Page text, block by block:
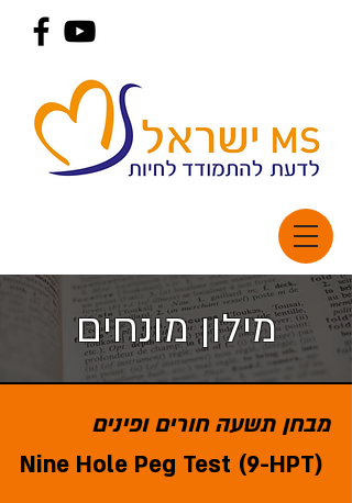
מילון מונחים
מבחן תשעה חורים ופינים
‎Nine Hole Peg Test (9-HPT)